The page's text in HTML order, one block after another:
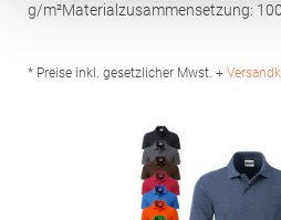
g/m²Materialzusammensetzung:
Kingsfordweg 151 1043GR
marketing@henbury.com
* Preise inkl. gesetzlicher Mwst. +